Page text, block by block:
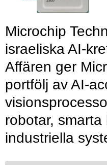
Microchip
israeliska AI-
Affären ger
portfölj av AI-
robotar,
industriella